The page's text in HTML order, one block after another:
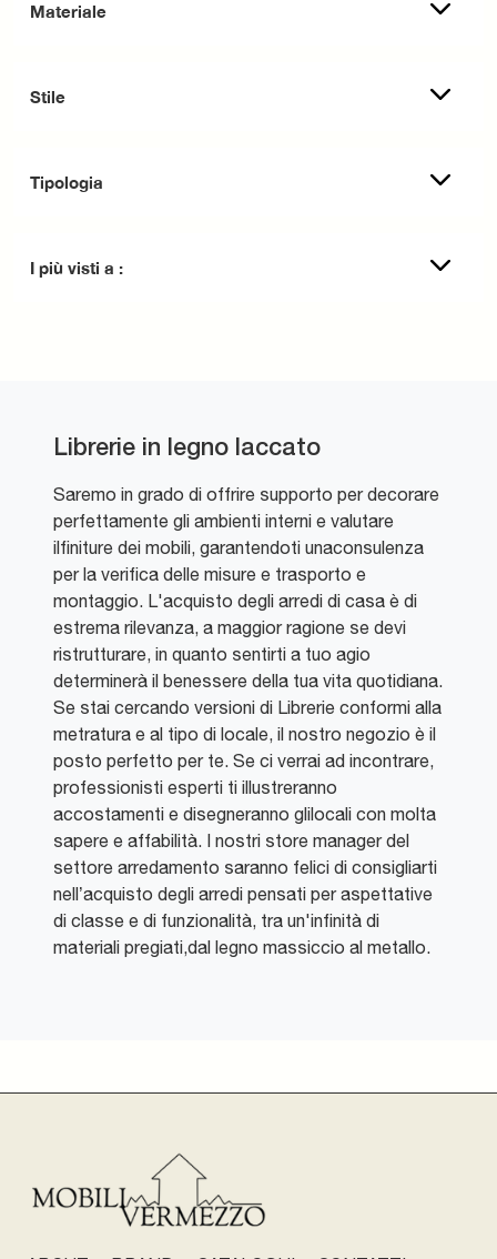
Materiale
Stile
Tipologia
I più visti a :
Librerie in legno laccato
Saremo in grado di offrire supporto per decorare
perfettamente gli ambienti interni e valutare
ilfiniture dei mobili, garantendoti unaconsulenza
per la verifica delle misure e trasporto e
montaggio. L'acquisto degli arredi di casa è di
estrema rilevanza, a maggior ragione se devi
ristrutturare, in quanto sentirti a tuo agio
determinerà il benessere della tua vita quotidiana.
Se stai cercando versioni di Librerie conformi alla
metratura e al tipo di locale, il nostro negozio è il
posto perfetto per te. Se ci verrai ad incontrare,
professionisti esperti ti illustreranno
accostamenti e disegneranno glilocali con molta
sapere e affabilità. I nostri store manager del
settore arredamento saranno felici di consigliarti
nell’acquisto degli arredi pensati per aspettative
di classe e di funzionalità, tra un'infinità di
materiali pregiati,dal legno massiccio al metallo.